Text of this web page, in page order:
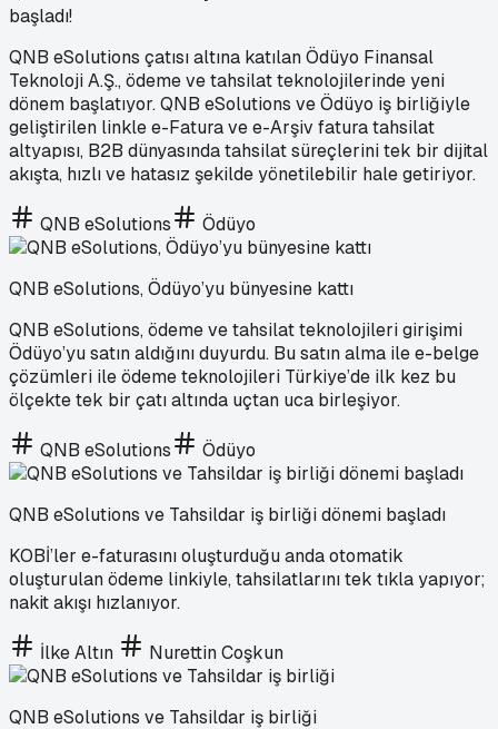
başladı!
QNB eSolutions çatısı altına katılan Ödüyo Finansal
Teknoloji A.Ş., ödeme ve tahsilat teknolojilerinde yeni
dönem başlatıyor. QNB eSolutions ve Ödüyo iş birliğiyle
geliştirilen linkle e-Fatura ve e-Arşiv fatura tahsilat
altyapısı, B2B dünyasında tahsilat süreçlerini tek bir dijital
akışta, hızlı ve hatasız şekilde yönetilebilir hale getiriyor.
QNB eSolutions Ödüyo
QNB eSolutions, Ödüyo’yu bünyesine kattı
QNB eSolutions, ödeme ve tahsilat teknolojileri girişimi
Ödüyo’yu satın aldığını duyurdu. Bu satın alma ile e-belge
çözümleri ile ödeme teknolojileri Türkiye’de ilk kez bu
ölçekte tek bir çatı altında uçtan uca birleşiyor.
QNB eSolutions Ödüyo
QNB eSolutions ve Tahsildar iş birliği dönemi başladı
KOBİ’ler e-faturasını oluşturduğu anda otomatik
oluşturulan ödeme linkiyle, tahsilatlarını tek tıkla yapıyor;
nakit akışı hızlanıyor.
İlke Altın Nurettin Coşkun
QNB eSolutions ve Tahsildar iş birliği